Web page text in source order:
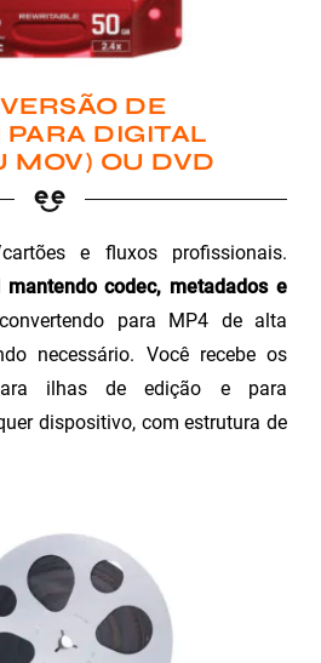
DE
DIGITAL
MOV) OU DVD
e fluxos profissionais.
codec, metadados e
para MP4 de alta
necessário. Você recebe os
ilhas de edição e para
dispositivo, com estrutura de